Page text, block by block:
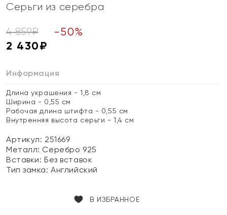
Серьги из серебра
4 859₽ -50%
2 430₽
Информация
Длина украшения - 1,8 см
Ширина - 0,55 см
Рабочая длина штифта - 0,55 см
Внутренняя высота серьги - 1,4 см
Артикул: 251669
Металл: Серебро 925
Вставки:Без вставок
Тип замка:Английский
В ИЗБРАННОЕ